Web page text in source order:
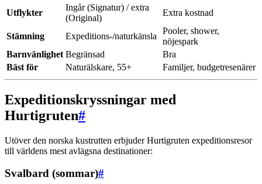
Utflykter
Ingår (Signatur) / extra
(Original)
Extra kostnad
Stämning Expeditions-/naturkänsla
Pooler, shower,
nöjespark
Barnvänlighet Begränsad
Bra
Bäst för
Naturälskare, 55+ Familjer, budgetresenärer
Expeditionskryssningar med
Hurtigruten#
Utöver den norska kustrutten erbjuder Hurtigruten expeditionsresor
till världens mest avlägsna destinationer:
Svalbard (sommar)#